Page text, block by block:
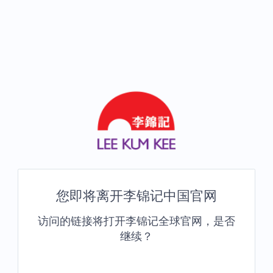
您即将离开李锦记中国官网
访问的链接将打开李锦记全球官网，是否
继续？